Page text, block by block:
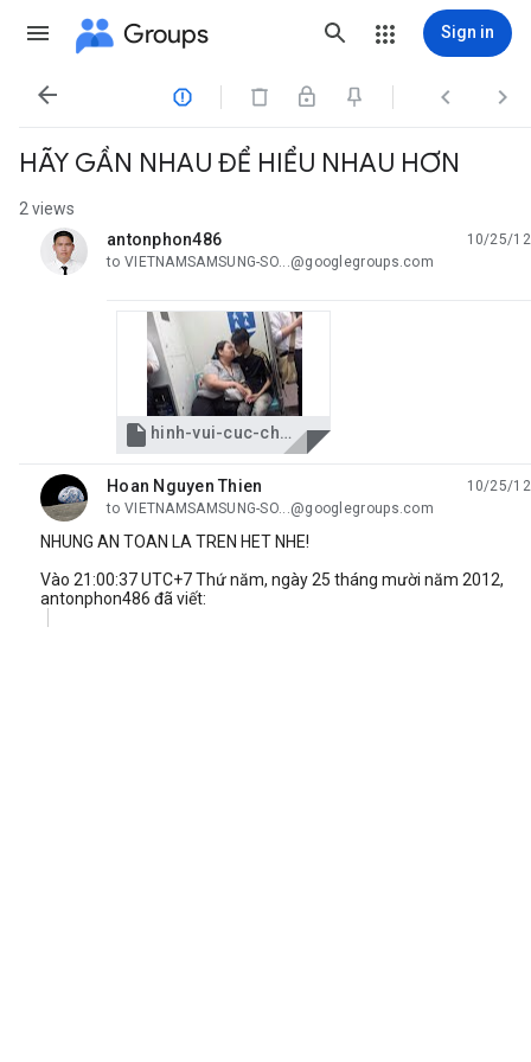
Groups Sign in
   
HÃY GẦN NHAU ĐỂ HIỂU NHAU HƠN
2 views
antonphon486
unread,
10/25/12
to VIETNAMSAMSUNG-SO...@googlegroups.com
 hinh-vui-cuc-chat-28-07-2012.jpg
Hoan Nguyen Thien
unread,
10/25/12
to VIETNAMSAMSUNG-SO...@googlegroups.com
NHUNG AN TOAN LA TREN HET NHE!
Vào 21:00:37 UTC+7 Thứ năm, ngày 25 tháng mười năm 2012,
antonphon486 đã viết: